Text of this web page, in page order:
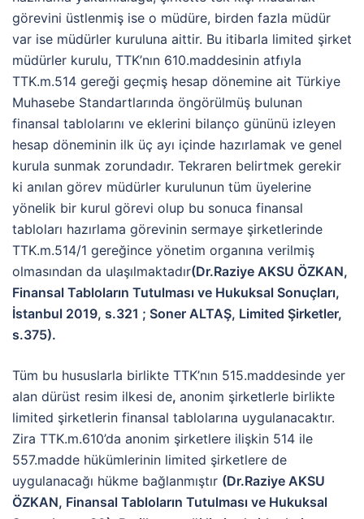
görevini üstlenmiş ise o müdüre, birden fazla müdür
var ise müdürler kuruluna aittir. Bu itibarla limited şirket
müdürler kurulu, TTK’nın 610.maddesinin atfıyla
TTK.m.514 gereği geçmiş hesap dönemine ait Türkiye
Muhasebe Standartlarında öngörülmüş bulunan
finansal tablolarını ve eklerini bilanço gününü izleyen
hesap döneminin ilk üç ayı içinde hazırlamak ve genel
kurula sunmak zorundadır. Tekraren belirtmek gerekir
ki anılan görev müdürler kurulunun tüm üyelerine
yönelik bir kurul görevi olup bu sonuca finansal
tabloları hazırlama görevinin sermaye şirketlerinde
TTK.m.514/1 gereğince yönetim organına verilmiş
olmasından da ulaşılmaktadır(Dr.Raziye AKSU ÖZKAN,
Finansal Tabloların Tutulması ve Hukuksal Sonuçları,
İstanbul 2019, s.321 ; Soner ALTAŞ, Limited Şirketler,
s.375).
Tüm bu hususlarla birlikte TTK’nın 515.maddesinde yer
alan dürüst resim ilkesi de, anonim şirketlerle birlikte
limited şirketlerin finansal tablolarına uygulanacaktır.
Zira TTK.m.610’da anonim şirketlere ilişkin 514 ile
557.madde hükümlerinin limited şirketlere de
uygulanacağı hükme bağlanmıştır (Dr.Raziye AKSU
ÖZKAN, Finansal Tabloların Tutulması ve Hukuksal